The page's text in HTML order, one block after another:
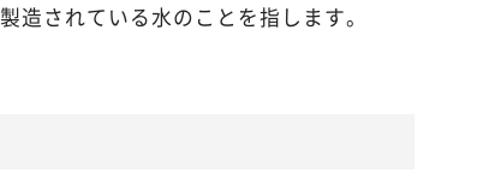
されている水のことを指します。